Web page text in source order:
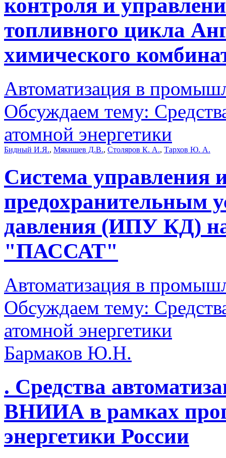
контроля и
топливного цикла
химического
Автоматизация в
Обсуждаем тему:
атомной энергетики
Бидный И.Я., Мякишев Д.В., Столяров К. А., Тархов Ю. А.
Система управления
предохранительным
давления (ИПУ КД) на
"ПАССАТ"
Автоматизация в
Обсуждаем тему:
атомной энергетики
Бармаков Ю.Н.
. Средства
ВНИИА в рамках
энергетики России